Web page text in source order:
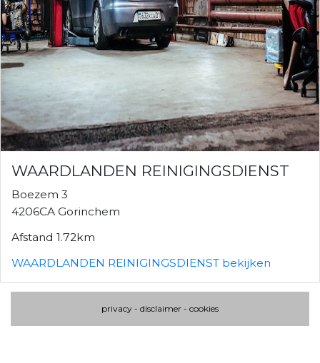
WAARDLANDEN REINIGINGSDIENST
Boezem 3
4206CA Gorinchem
Afstand 1.72km
WAARDLANDEN REINIGINGSDIENST bekijken
privacy - disclaimer - cookies